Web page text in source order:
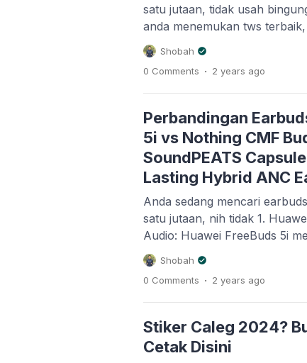
satu jutaan, tidak usah
anda menemukan tws
Huawei FreeBuds 5i Kualitas
menawarkan kualitas audio
codec LDAC. Ini berarti Anda
lebih jernih dan detail, cocok
[…]
Shobah
0 Comments . 2 years ago
Perbandingan
5i vs Nothing CMF
SoundPEATS
Lasting Hybrid ANC
Anda sedang mencari
satu jutaan, nih tidak 1.
Audio: Huawei FreeBuds 5i
Res dengan dukungan codec
mendapatkan suara yang
untuk pecinta musik yang
Active Noise Cancellation
Shobah
0 Comments . 2 years ago
Stiker Caleg 2024?
Cetak Disini